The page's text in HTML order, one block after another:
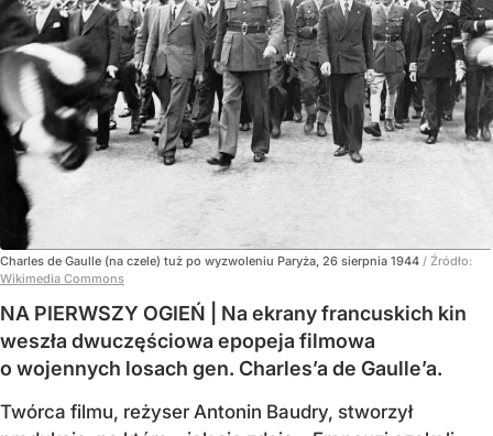
Charles de Gaulle (na czele) tuż po wyzwoleniu Paryża, 26 sierpnia 1944 / Źródło:
Wikimedia Commons
NA PIERWSZY OGIEŃ | Na ekrany francuskich kin
weszła dwuczęściowa epopeja filmowa
o wojennych losach gen. Charles’a de Gaulle’a.
Twórca filmu, reżyser Antonin Baudry, stworzył